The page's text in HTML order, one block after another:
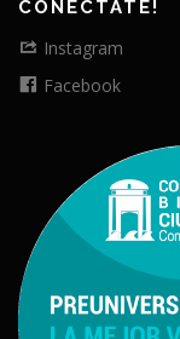
CONECTATE!
Instagram
Facebook